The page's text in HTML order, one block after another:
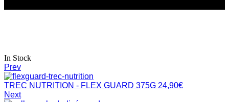
In Stock
Prev
TREC NUTRITION - FLEX GUARD 375G 24,90€
Next